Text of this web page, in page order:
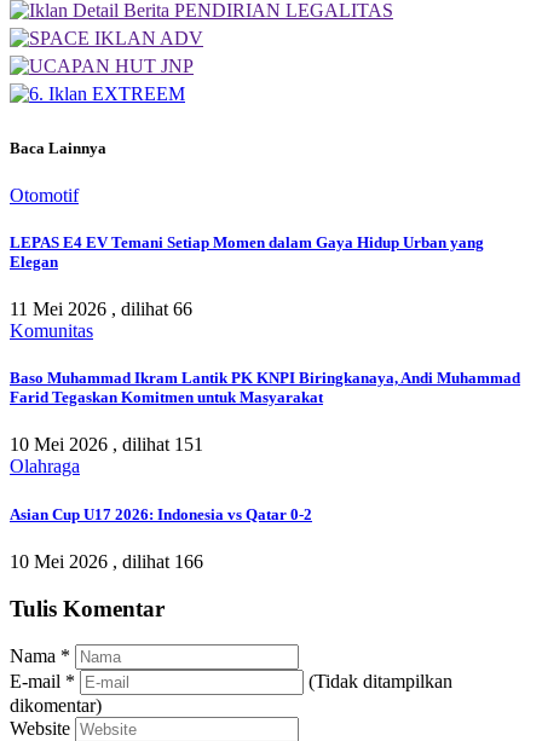
Baca Lainnya
Otomotif
LEPAS E4 EV Temani Setiap Momen dalam Gaya Hidup Urban yang
Elegan
11 Mei 2026 , dilihat 66
Komunitas
Baso Muhammad Ikram Lantik PK KNPI Biringkanaya, Andi Muhammad
Farid Tegaskan Komitmen untuk Masyarakat
10 Mei 2026 , dilihat 151
Olahraga
Asian Cup U17 2026: Indonesia vs Qatar 0-2
10 Mei 2026 , dilihat 166
Tulis Komentar
Nama *
E-mail *
(Tidak ditampilkan
dikomentar)
Website